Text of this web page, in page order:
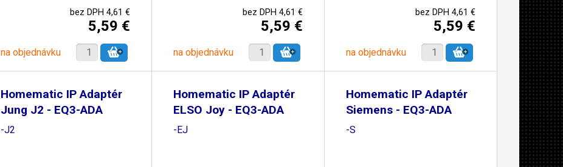
bez DPH 4,61 €
5,59 €
na objednávku
bez DPH 4,61 €
5,59 €
na objednávku
bez DPH 4,61 €
5,59 €
na objednávku
Homematic IP Adaptér
Jung J2 - EQ3-ADA
-J2
Homematic IP Adaptér
ELSO Joy - EQ3-ADA
-EJ
Homematic IP Adaptér
Siemens - EQ3-ADA
-S